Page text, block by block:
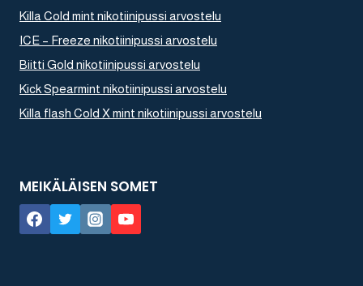
Killa Cold mint nikotiinipussi arvostelu
ICE – Freeze nikotiinipussi arvostelu
Biitti Gold nikotiinipussi arvostelu
Kick Spearmint nikotiinipussi arvostelu
Killa flash Cold X mint nikotiinipussi arvostelu
MEIKÄLÄISEN SOMET